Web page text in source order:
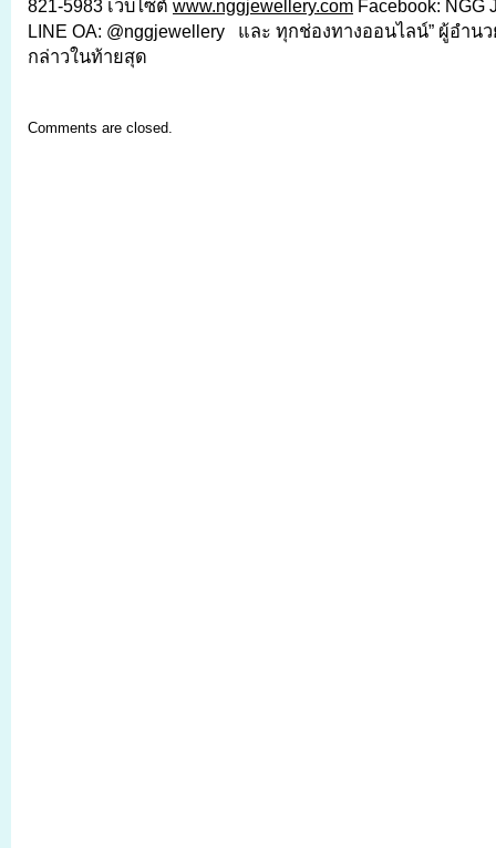
821-5983 เว็บไซต์ www.nggjewellery.com Facebook: NGG
LINE OA: @nggjewellery
และ ทุกช่องทางออนไลน์” ผู้อำน
กล่าวในท้ายสุด
Comments are closed.